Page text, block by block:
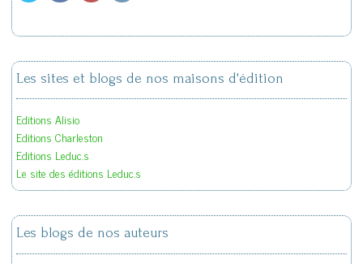
Les sites et blogs de nos maisons d'édition
Editions Alisio
Editions Charleston
Editions Leduc.s
Le site des éditions Leduc.s
Les blogs de nos auteurs